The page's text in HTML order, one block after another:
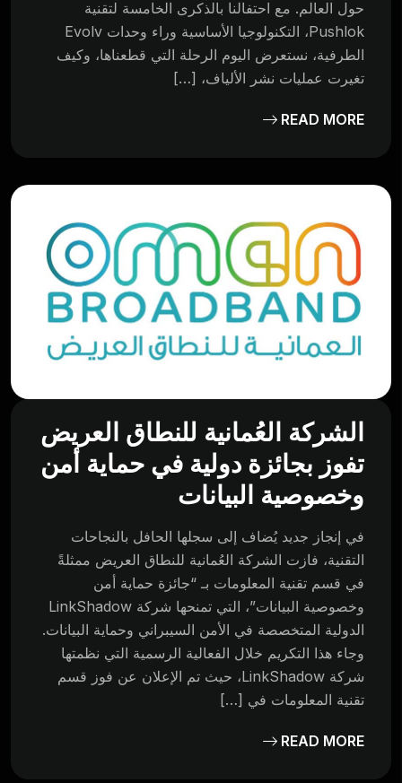
حول العالم. مع احتفالنا بالذكرى الخامسة لتقنية
Pushlok، التكنولوجيا الأساسية وراء وحدات Evolv
الطرفية، نستعرض اليوم الرحلة التي قطعناها، وكيف
تغيرت عمليات نشر الألياف، […]
READ MORE
الشركة العُمانية للنطاق العريض
تفوز بجائزة دولية في حماية أمن
وخصوصية البيانات
في إنجاز جديد يُضاف إلى سجلها الحافل بالنجاحات
التقنية، فازت الشركة العُمانية للنطاق العريض ممثلةً
في قسم تقنية المعلومات بـ “جائزة حماية أمن
وخصوصية البيانات”، التي تمنحها شركة LinkShadow
الدولية المتخصصة في الأمن السيبراني وحماية البيانات.
وجاء هذا التكريم خلال الفعالية الرسمية التي نظمتها
شركة LinkShadow، حيث تم الإعلان عن فوز قسم
تقنية المعلومات في […]
READ MORE